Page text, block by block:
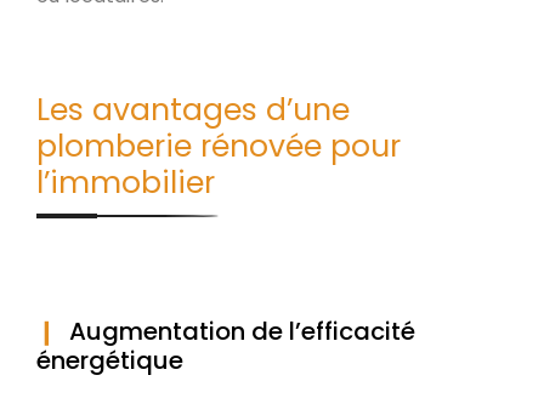
Les avantages d’une
plomberie rénovée pour
l’immobilier
Augmentation de l’efficacité
énergétique